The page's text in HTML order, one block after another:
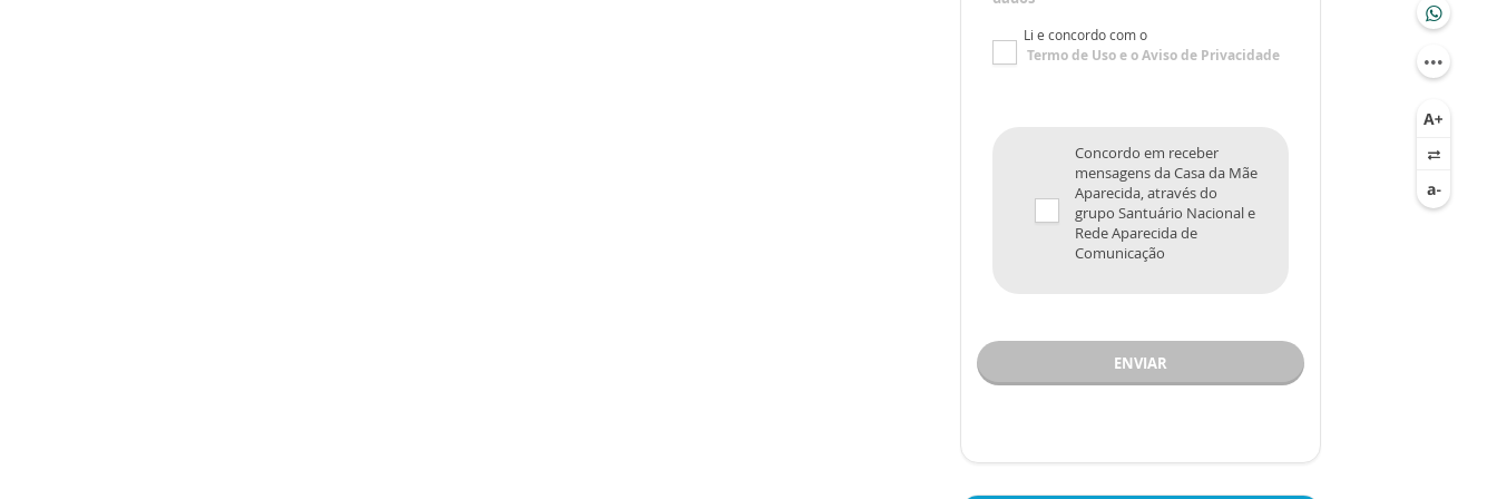
Li e concordo com o
Termo de Usoe oAviso de Privacidade
Concordo em receber
mensagens da Casa da Mãe
Aparecida, através do
grupo Santuário Nacional e
Rede Aparecida de
Comunicação
ENVIAR